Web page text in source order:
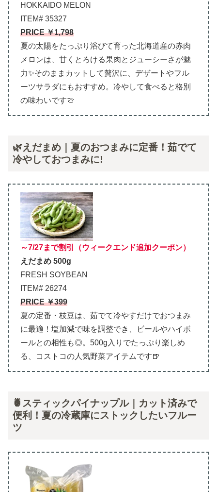
HOKKAIDO MELON
ITEM# 35327
PRICE ￥1,798
夏の太陽をたっぷり浴びて育った北海道産の赤肉
メロンは、甘くとろける果肉とジューシーさが魅
力✨そのままカットして贅沢に、デザートやフル
ーツサラダにもおすすめ。冷やして食べると格別
の味わいです🍈
🌿えだまめ｜夏のおつまみに定番！茹でて
冷やしておつまみに!
～7/27まで割引（ウィークエンド追加クーポン）
えだまめ 500g
FRESH SOYBEAN
ITEM# 26274
PRICE ￥399
夏の定番・枝豆は、茹でて冷やすだけでおつまみ
に最適！塩加減で味を調整でき、ビールやハイボ
ールとの相性も◎。500g入りでたっぷり楽しめ
る、コストコの人気野菜アイテムです🍺
🍍スティックパイナップル｜カット済みで
便利！夏の冷蔵庫にストックしたいフルー
ツ